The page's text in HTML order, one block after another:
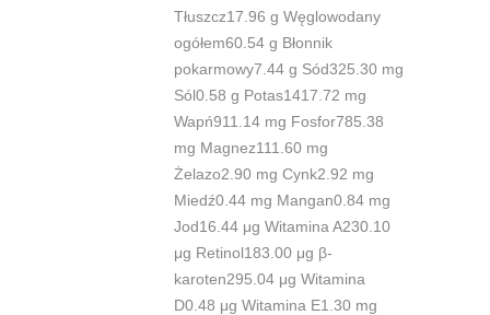
Tłuszcz17.96 g Węglowodany
ogółem60.54 g Błonnik
pokarmowy7.44 g Sód325.30 mg
Sól0.58 g Potas1417.72 mg
Wapń911.14 mg Fosfor785.38
mg Magnez111.60 mg
Żelazo2.90 mg Cynk2.92 mg
Miedź0.44 mg Mangan0.84 mg
Jod16.44 μg Witamina A230.10
μg Retinol183.00 μg β-
karoten295.04 μg Witamina
D0.48 μg Witamina E1.30 mg